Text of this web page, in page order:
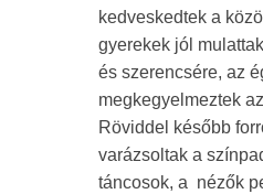
kedveskedtek a
gyerekek jól
és szerencsére, az
megkegyelmeztek
Röviddel később
varázsoltak a
táncosok, a nézők